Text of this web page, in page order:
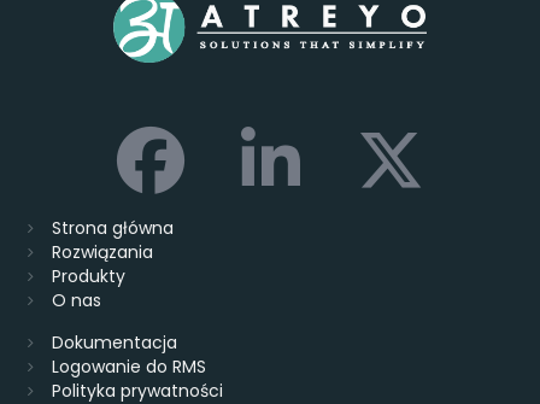
Strona główna
Rozwiązania
Produkty
O nas
Dokumentacja
Logowanie do RMS
Polityka prywatności